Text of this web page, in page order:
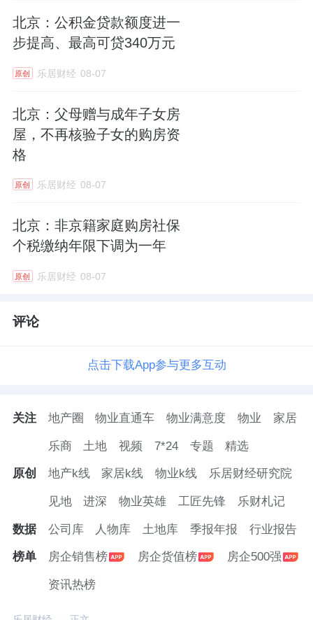
北京：公积金贷款额度进一
步提高、最高可贷340万元
原创 乐居财经 08-07
北京：父母赠与成年子女房
屋，不再核验子女的购房资
格
原创 乐居财经 08-07
北京：非京籍家庭购房社保
个税缴纳年限下调为一年
原创 乐居财经 08-07
评论
点击下载App参与更多互动
关注 地产圈 物业直通车 物业满意度 物业 家居
乐商 土地 视频 7*24 专题 精选
原创 地产k线 家居k线 物业k线 乐居财经研究院
见地 进深 物业英雄 工匠先锋 乐财札记
数据 公司库 人物库 土地库 季报年报 行业报告
榜单 房企销售榜 房企货值榜 房企500强
资讯热榜